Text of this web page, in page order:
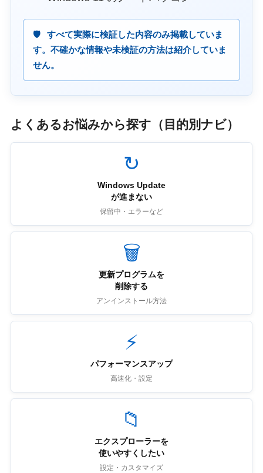
すべて実際に検証した内容のみ掲載していま
す。不確かな情報や未検証の方法は紹介していま
せん。
よくあるお悩みから探す（目的別ナビ）
↻
Windows Update
が進まない
保留中・エラーなど
🗑
更新プログラムを
削除する
アンインストール方法
⚡
パフォーマンスアップ
高速化・設定
📁
エクスプローラーを
使いやすくしたい
設定・カスタマイズ